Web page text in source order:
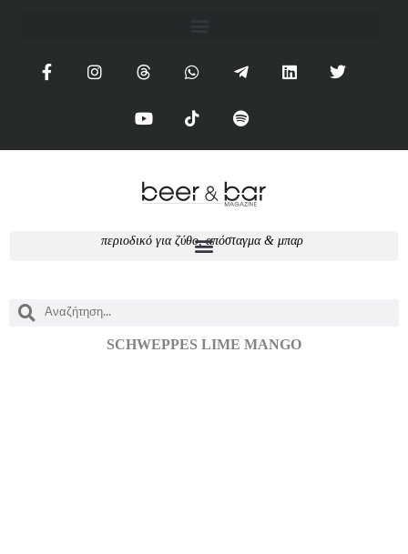
περιοδικό για ζύθο, απόσταγμα & μπαρ
SCHWEPPES LIME MANGO